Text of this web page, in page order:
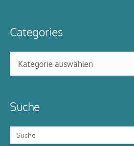
Categories
Suche
Search
for: